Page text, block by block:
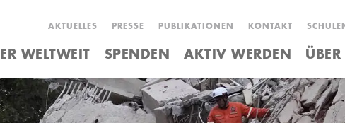
AKTUELLES PRESSE PUBLIKATIONEN KONTAKT
WELTWEIT SPENDEN AKTIV WERDEN